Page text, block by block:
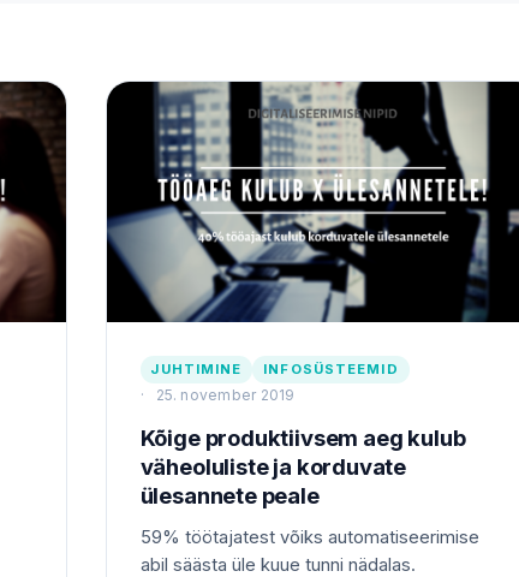
JUHTIMINE INFOSÜSTEEMID
25. november 2019
Kõige produktiivsem aeg kulub
väheoluliste ja korduvate
ülesannete peale
59% töötajatest võiks automatiseerimise
abil säästa üle kuue tunni nädalas.